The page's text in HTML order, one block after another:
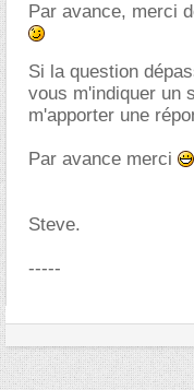
Par avance, merci
Si la question
vous m'indiquer un
m'apporter une
Par avance merci
Steve.
-----